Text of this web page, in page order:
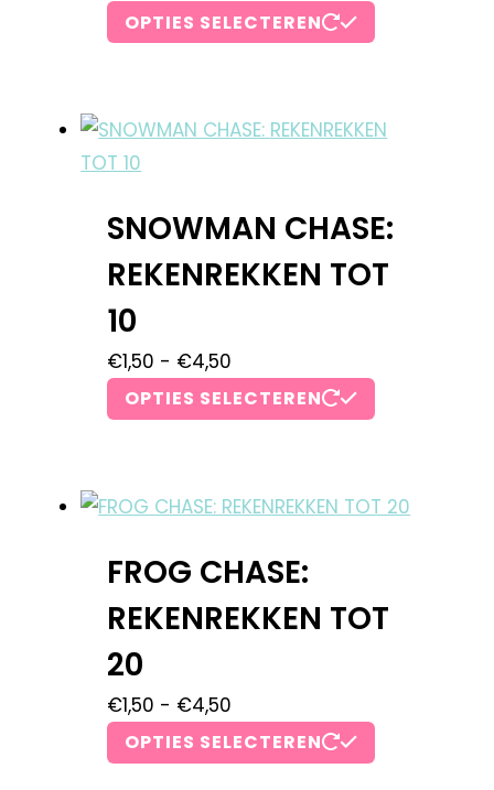
OPTIES SELECTEREN
SNOWMAN CHASE:
REKENREKKEN TOT
10
€1,50 - €4,50
OPTIES SELECTEREN
FROG CHASE:
REKENREKKEN TOT
20
€1,50 - €4,50
OPTIES SELECTEREN